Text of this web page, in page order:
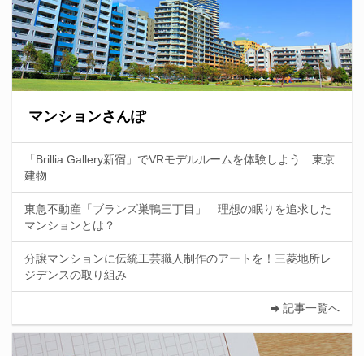
マンションさんぽ
「Brillia Gallery新宿」でVRモデルルームを体験しよう 東京
建物
東急不動産「ブランズ巣鴨三丁目」 理想の眠りを追求した
マンションとは？
分譲マンションに伝統工芸職人制作のアートを！三菱地所レ
ジデンスの取り組み
記事一覧へ